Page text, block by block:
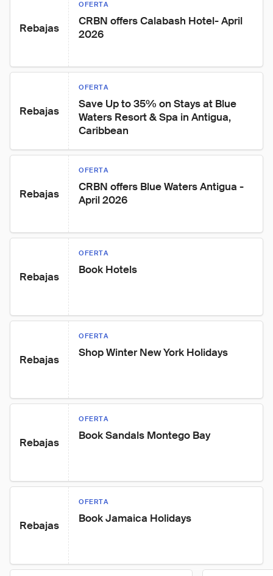
Rebajas
OFERTA
CRBN offers Calabash Hotel- April
2026
Rebajas
OFERTA
Save Up to 35% on Stays at Blue
Waters Resort & Spa in Antigua,
Caribbean
Rebajas
OFERTA
CRBN offers Blue Waters Antigua -
April 2026
Rebajas
OFERTA
Book Hotels
Rebajas
OFERTA
Shop Winter New York Holidays
Rebajas
OFERTA
Book Sandals Montego Bay
Rebajas
OFERTA
Book Jamaica Holidays